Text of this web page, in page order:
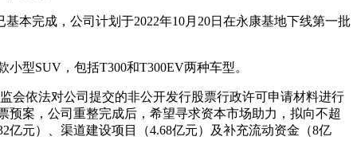
本完成，公司计划于2022年10月20日在永康基地下线第一批
型SUV，包括T300和T300EV两种车型。
会依法对公司提交的非公开发行股票行政许可申请材料进行
预案，公司重整完成后，希望寻求资本市场助力，拟向不超
元）、渠道建设项目（4.68亿元）及补充流动资金（8亿